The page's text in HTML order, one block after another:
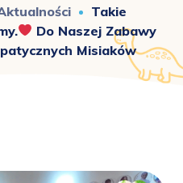
Takie
Do Naszej Zabawy
Misiaków